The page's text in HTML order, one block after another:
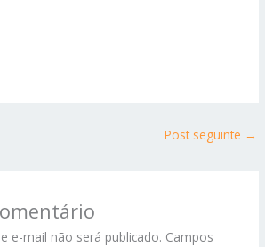
Post seguinte →
e-mail não será publicado. Campos